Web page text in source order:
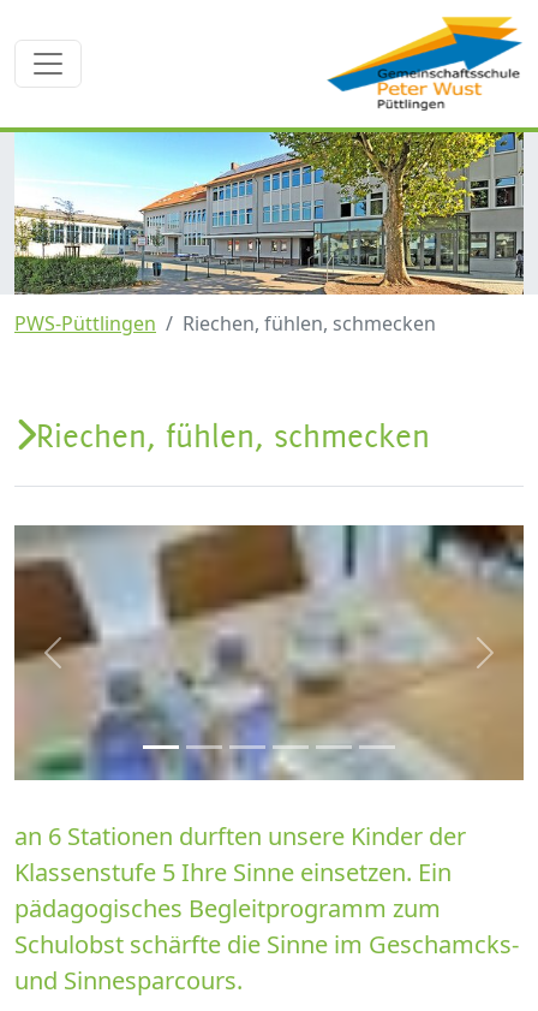
PWS-Püttlingen Riechen, fühlen, schmecken
Riechen, fühlen, schmecken
an 6 Stationen durften unsere Kinder der
Klassenstufe 5 Ihre Sinne einsetzen. Ein
pädagogisches Begleitprogramm zum
Schulobst schärfte die Sinne im Geschamcks-
und Sinnesparcours.
zurück